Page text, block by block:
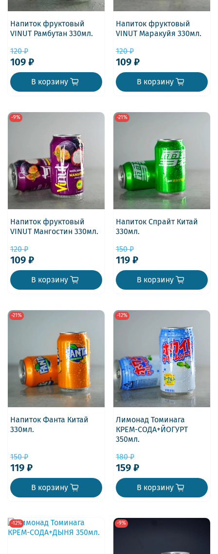
Напиток фруктовый
VINUT Рамбутан 330мл.
120 ₽
109 ₽
В корзину
Напиток фруктовый
VINUT Маракуйя 330мл.
120 ₽
109 ₽
В корзину
-9%
Напиток фруктовый
VINUT Мангостин 330мл.
120 ₽
109 ₽
В корзину
-21%
Напиток Спрайт Китай
330мл.
150 ₽
119 ₽
В корзину
-21%
Напиток Фанта Китай
330мл.
150 ₽
119 ₽
В корзину
-12%
Лимонад Томинага
КРЕМ-СОДА+ЙОГУРТ
350мл.
180 ₽
159 ₽
В корзину
-12% -9%